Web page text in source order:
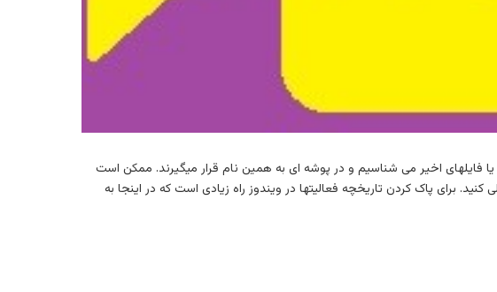
ویندوز انجام داده ایم را به عنوان Recent Files یا فایلهای اخیر می شناسیم و در پوشه ای به همین نام قرار میگیرند. ممکن است
برای پاک کردن تاریخچه فعالیتها در ویندوز راه زیادی است که در اینجا به